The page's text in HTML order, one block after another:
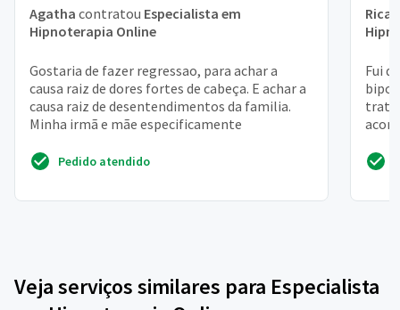
Agatha contratou Especialista em
Hipnoterapia Online
Gostaria de fazer regressao, para achar a
causa raiz de dores fortes de cabeça. E achar a
causa raiz de desentendimentos da familia.
Minha irmã e mãe especificamente
Pedido atendido
Fui
Veja serviços similares para Especialista